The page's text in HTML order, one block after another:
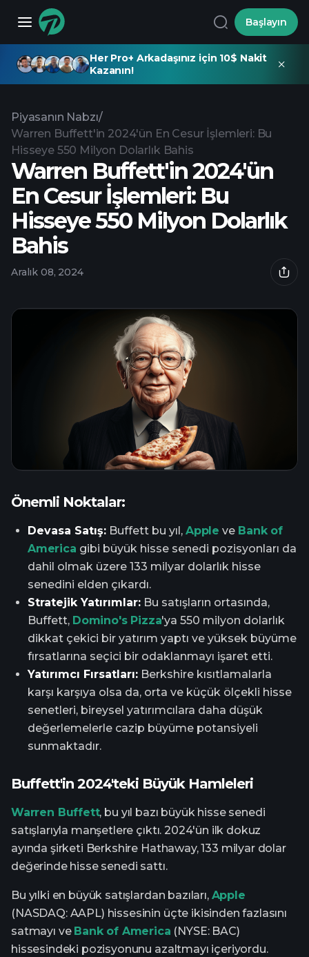
Başlayın
Her Pro+ Arkadaşınız için 10$ Nakit
Kazanın!
Piyasanın Nabzı/
Warren Buffett'in 2024'ün En Cesur İşlemleri: Bu
Hisseye 550 Milyon Dolarlık Bahis
Warren Buffett'in 2024'ün
En Cesur İşlemleri: Bu
Hisseye 550 Milyon Dolarlık
Bahis
Aralık 08, 2024
Önemli Noktalar:
Devasa Satış: Buffett bu yıl, Apple ve Bank of
America gibi büyük hisse senedi pozisyonları da
dahil olmak üzere 133 milyar dolarlık hisse
senedini elden çıkardı.
Stratejik Yatırımlar: Bu satışların ortasında,
Buffett, Domino's Pizza'ya 550 milyon dolarlık
dikkat çekici bir yatırım yaptı ve yüksek büyüme
fırsatlarına seçici bir odaklanmayı işaret etti.
Yatırımcı Fırsatları: Berkshire kısıtlamalarla
karşı karşıya olsa da, orta ve küçük ölçekli hisse
senetleri, bireysel yatırımcılara daha düşük
değerlemelerle cazip büyüme potansiyeli
sunmaktadır.
Buffett'in 2024'teki Büyük Hamleleri
Warren Buffett, bu yıl bazı büyük hisse senedi
satışlarıyla manşetlere çıktı. 2024'ün ilk dokuz
ayında şirketi Berkshire Hathaway, 133 milyar dolar
değerinde hisse senedi sattı.
Bu yılki en büyük satışlardan bazıları, Apple
(NASDAQ: AAPL) hissesinin üçte ikisinden fazlasını
satmayı ve Bank of America (NYSE: BAC)
hissesindeki pozisyonunu azaltmayı içeriyordu.